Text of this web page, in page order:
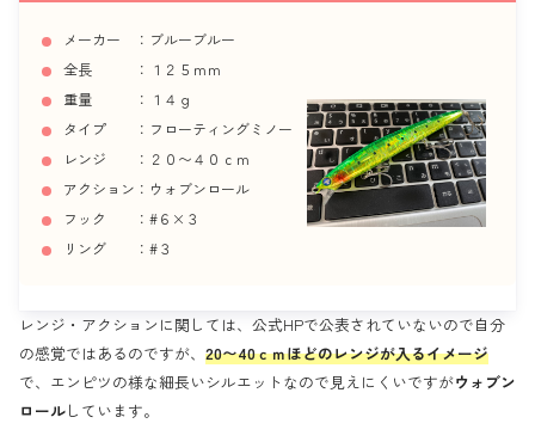
メーカー ：ブルーブルー
全長 ：１２５ｍｍ
重量 ：１４ｇ
タイプ ：フローティングミノー
レンジ ：２０〜４０ｃｍ
アクション：ウォブンロール
フック ：#６×３
リング ：#３
レンジ・アクションに関しては、公式HPで公表されていないので自分
の感覚ではあるのですが、 20〜40ｃｍほどのレンジが入るイメージ
で、エンピツの様な細長いシルエットなので見えにくいですがウォブン
ロールしています。